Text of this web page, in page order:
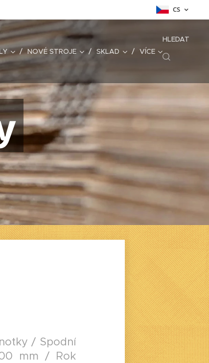
CS
NOVÉ STROJE SKLAD VÍCE
HLEDAT
/ Spodní
mm / Rok